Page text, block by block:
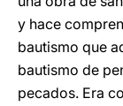
y hace
bautismo que
bautismo de
pecados. Era